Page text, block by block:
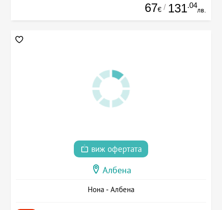
67€ / 131.04
лв.
виж офертата
Албена
Нона - Албена